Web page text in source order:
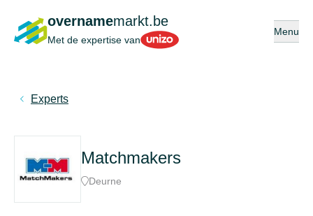
overnamemarkt.be
Met de expertise vanUnizo
Open of
Menu
Experts
Matchmakers
Deurne